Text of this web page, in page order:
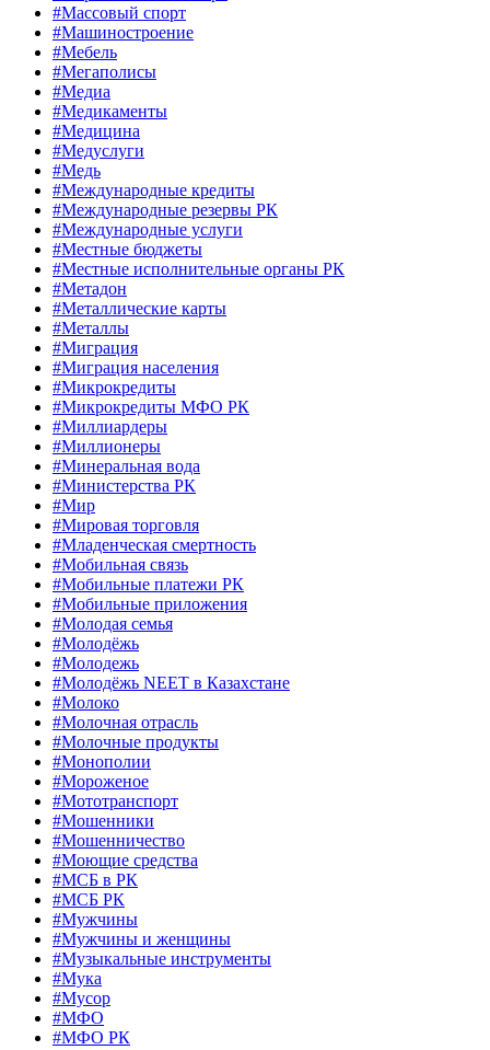
#Массовый спорт
#Машиностроение
#Мебель
#Мегаполисы
#Медиа
#Медикаменты
#Медицина
#Медуслуги
#Медь
#Международные кредиты
#Международные резервы РК
#Международные услуги
#Местные бюджеты
#Местные исполнительные органы РК
#Метадон
#Металлические карты
#Металлы
#Миграция
#Миграция населения
#Микрокредиты
#Микрокредиты МФО РК
#Миллиардеры
#Миллионеры
#Минеральная вода
#Министерства РК
#Мир
#Мировая торговля
#Младенческая смертность
#Мобильная связь
#Мобильные платежи РК
#Мобильные приложения
#Молодая семья
#Молодёжь
#Молодежь
#Молодёжь NEET в Казахстане
#Молоко
#Молочная отрасль
#Молочные продукты
#Монополии
#Мороженое
#Мототранспорт
#Мошенники
#Мошенничество
#Моющие средства
#МСБ в РК
#МСБ РК
#Мужчины
#Мужчины и женщины
#Музыкальные инструменты
#Мука
#Мусор
#МФО
#МФО РК